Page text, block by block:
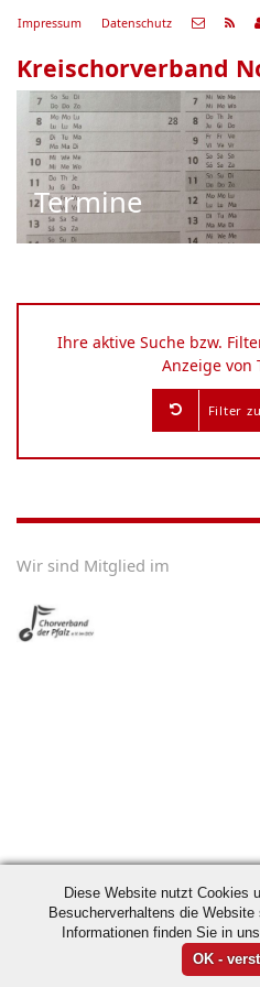
Impressum Datenschutz
Kreischorverband
Termine
Ihre aktive Suche bzw.
Anzeige von
Filter
Wir sind Mitglied im
Diese Website nutzt Cookies
Besucherverhaltens die
Informationen finden Sie in